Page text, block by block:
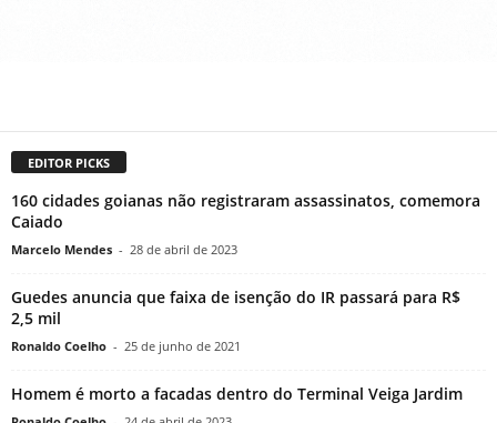
EDITOR PICKS
160 cidades goianas não registraram assassinatos, comemora
Caiado
Marcelo Mendes - 28 de abril de 2023
Guedes anuncia que faixa de isenção do IR passará para R$
2,5 mil
Ronaldo Coelho - 25 de junho de 2021
Homem é morto a facadas dentro do Terminal Veiga Jardim